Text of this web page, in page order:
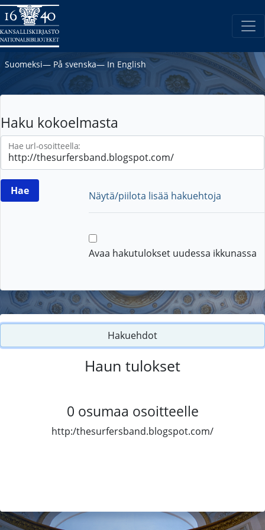
Suomeksi― På svenska― In English
Haku kokoelmasta
Hae url-osoitteella:
Näytä/piilota lisää hakuehtoja
Avaa hakutulokset uudessa ikkunassa
Hakuehdot
Haun tulokset
0 osumaa osoitteelle
http:/thesurfersband.blogspot.com/